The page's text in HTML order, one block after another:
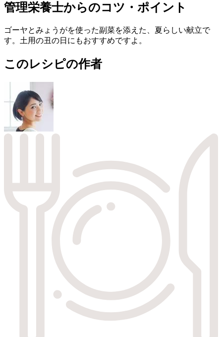
管理栄養士からのコツ・ポイント
ゴーヤとみょうがを使った副菜を添えた、夏らしい献立で
す。土用の丑の日にもおすすめですよ。
このレシピの作者